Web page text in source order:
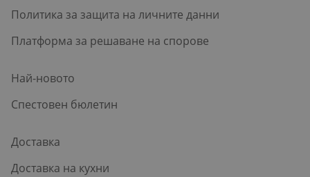
Политика за защита на личните данни
Платформа за решаване на спорове
Най-новото
Спестовен бюлетин
Доставка
Доставка на кухни